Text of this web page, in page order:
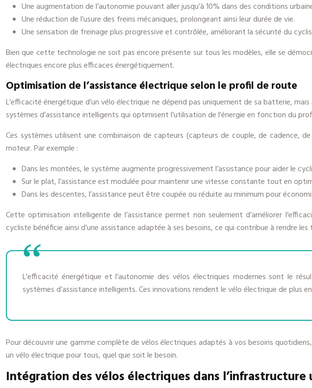
Une augmentation de l’autonomie pouvant aller jusqu’à 10% dans des conditions
Une réduction de l’usure des freins mécaniques, prolongeant ainsi leur durée de vie.
Une sensation de freinage plus progressive et contrôlée, améliorant la sécurité du
Bien que cette technologie ne soit pas encore présente sur tous les modèles, elle se
électriques encore plus efficaces énergétiquement.
Optimisation de l’assistance électrique selon le profil de route
L’efficacité énergétique d’un vélo électrique ne dépend pas uniquement de sa batterie,
systèmes d’assistance intelligents qui optimisent l’utilisation de l’énergie en fonction du
Ces systèmes utilisent une combinaison de capteurs (capteurs de couple, de cadence,
moteur. Par exemple :
Dans les montées, le système augmente progressivement l’assistance pour aider le
Sur le plat, l’assistance est modulée pour maintenir une vitesse constante tout en
Dans les descentes, l’assistance peut être coupée ou réduite au minimum pour
Cette optimisation intelligente de l’assistance permet non seulement d’améliorer
cycliste bénéficie ainsi d’une assistance adaptée à ses besoins, ce qui contribue à rendre
L’efficacité énergétique et l’autonomie des vélos électriques modernes sont le
systèmes d’assistance intelligents. Ces innovations rendent le vélo électrique de
Pour découvrir une gamme complète de vélos électriques adaptés à vos besoins
un vélo électrique pour tous, quel que soit le besoin.
Intégration des vélos électriques dans l’infrastructure